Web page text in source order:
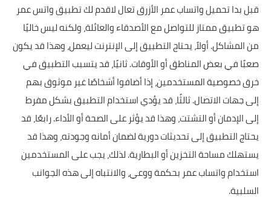
قبل بدا تحميل واتساب عمر الأزرق تعال لاقدم لك تطبيق واتس عمر
هو تطبيق ممتاز للتواصل مع الأصدقاء والعائلة، ولكنه ليس خاليًا
من المشاكل. أولاً، يحتاج التطبيق إلى الإنترنت ليعمل، وهذا قد يكون
صعبًا في بعض المناطق أو الأوقات. ثانيًا، قد يتسبب التطبيق في
خرق خصوصية المستخدمين، إذا أضافوا أشخاصًا غير موثوق بهم
إلى جهات الاتصال. ثالثًا، قد يؤدي استخدام التطبيق بشكل مفرط
إلى الإدمان أو التشتت، وهذا قد يؤثر على الصحة أو الأداء. رابعًا، قد
يحتاج التطبيق إلى تحديثات دورية لضمان أمانه وجودته، وهذا قد
يستهلك مساحة التخزين أو البطارية. لذلك، يجب على المستخدمين
استخدام واتساب عمر بحكمة ووعي، والانتباه إلى هذه الجوانب
السلبية.